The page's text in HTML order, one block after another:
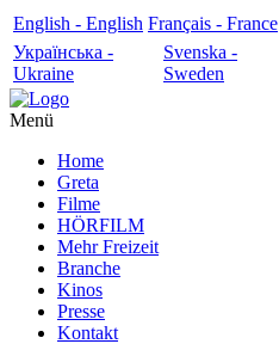
English - English Français - France
Українська -
Ukraine
Svenska -
Sweden
Menü
Home
Greta
Filme
HÖRFILM
Mehr Freizeit
Branche
Kinos
Presse
Kontakt